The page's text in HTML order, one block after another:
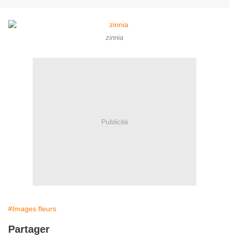
zinnia
Publicité
#Images fleurs
Partager